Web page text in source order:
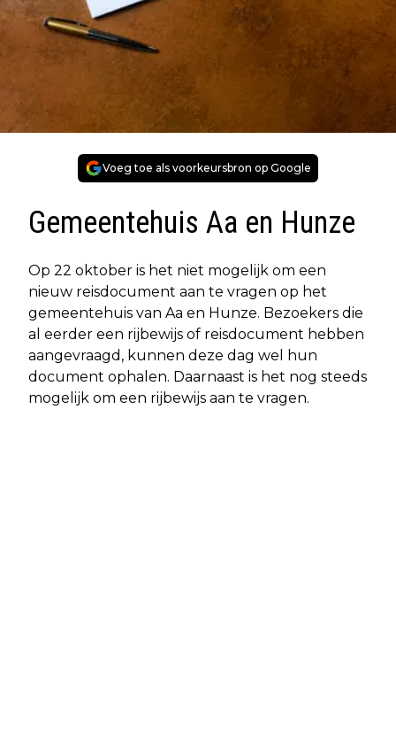
Voeg toe als voorkeursbron op Google
Gemeentehuis Aa en Hunze
Op 22 oktober is het niet mogelijk om een
nieuw reisdocument aan te vragen op het
gemeentehuis van Aa en Hunze. Bezoekers die
al eerder een rijbewijs of reisdocument hebben
aangevraagd, kunnen deze dag wel hun
document ophalen. Daarnaast is het nog steeds
mogelijk om een rijbewijs aan te vragen.